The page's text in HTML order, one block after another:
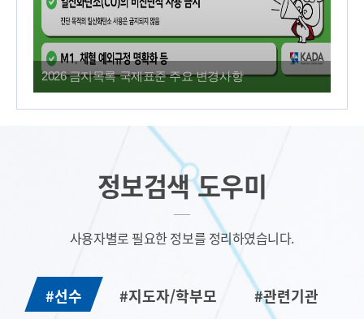
2026 금지목록 국제표준 주요 변경사항
정보검색 도우미
사용자별로 필요한 정보를 정리하였습니다.
#선수 #지도자/학부모
#관련기관